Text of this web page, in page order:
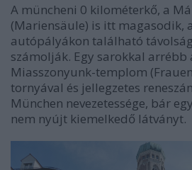
A müncheni 0 kilométerkő, a
(Mariensäule) is itt magasodik,
autópályákon található
számolják. Egy sarokkal
Miasszonyunk-templom
tornyával és jellegzetes
München nevezetessége, bár
nem nyújt kiemelkedő látványt.